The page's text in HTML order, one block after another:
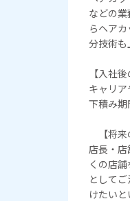
などの
らヘア
分技術も
【入社
キャリ
下積み期
【将来
店長・店
くの店
として
けたいと